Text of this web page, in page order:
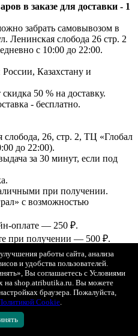
в заказе для доставки - 1
забрать самовывозом в
Ленинская слобода 26 стр. 2
с 10:00 до 22:00.
Казахстану и
50 % на доставку.
- бесплатно.
26, стр. 2, ТЦ «Глобал
до 22:00).
за 30 минут, если под
при получении.
с возможностью
оплате — 250 ₽.
при получении — 500 ₽.
примерки.
России)
примерки.
дней. Стоимость и сроки
работы сайта, анализа
и удобства пользователей.
Вы соглашаетесь с Условиями
на shop.atributika.ru. Вы можете
браузера. Пожалуйста,
Cookie.